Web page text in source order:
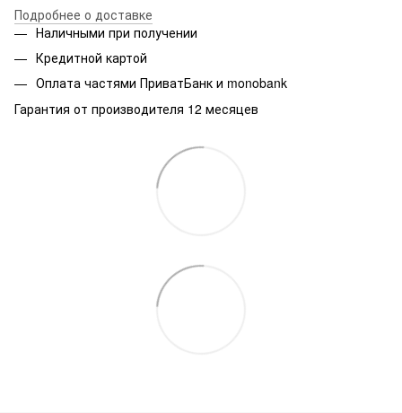
Подробнее о доставке
Наличными при получении
Кредитной картой
Оплата частями ПриватБанк и monobank
Гарантия от производителя 12 месяцев